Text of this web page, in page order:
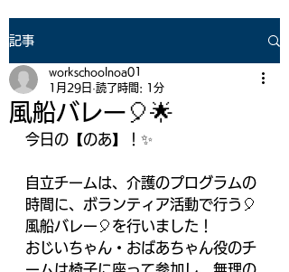
記事
風船バレー🎈🌟
workschoolnoa01
1月29日 読了時間: 1分
今日の【のあ】！✨
自立チームは、介護のプログラムの
時間に、ボランティア活動で行う🎈
風船バレー🎈を行いました！
おじいちゃん・おばあちゃん役のチ